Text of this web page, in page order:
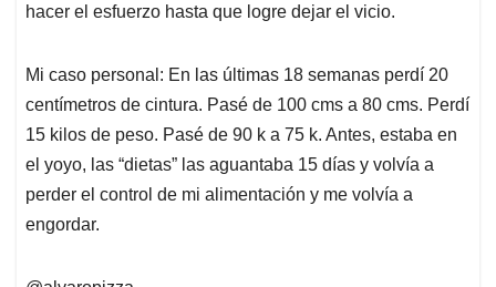
hacer el esfuerzo hasta que logre dejar el vicio.
Mi caso personal: En las últimas 18 semanas perdí 20
centímetros de cintura. Pasé de 100 cms a 80 cms. Perdí
15 kilos de peso. Pasé de 90 k a 75 k. Antes, estaba en
el yoyo, las “dietas” las aguantaba 15 días y volvía a
perder el control de mi alimentación y me volvía a
engordar.